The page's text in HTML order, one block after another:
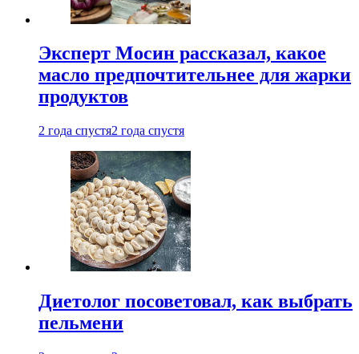
Эксперт Мосин рассказал, какое
масло предпочтительнее для жарки
продуктов
2 года спустя2 года спустя
Диетолог посоветовал, как выбрать
пельмени